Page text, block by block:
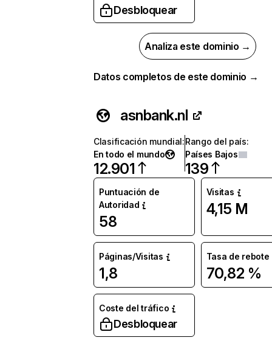
Desbloquear
Analiza este dominio →
Datos completos de este dominio →
asnbank.nl
Clasificación mundial:
En todo el mundo
12.901
Rango del país:
Países Bajos
139
Puntuación de
Autoridad
58
Visitas
4,15 M
Páginas/Visitas
1,8
Tasa de rebote
70,82 %
Coste del tráfico
Desbloquear